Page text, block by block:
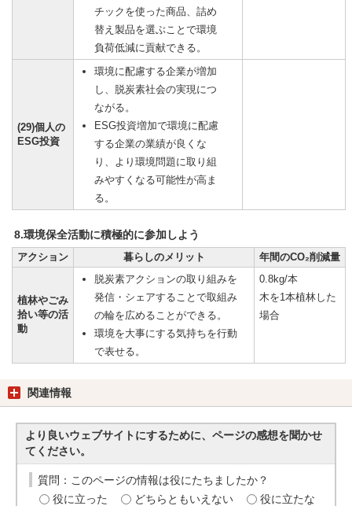
チックを使った商品、詰め
替え製品を選ぶことで環境
負荷低減に貢献できる。
(29)個人の
ESG投資
環境に配慮する企業が増加
し、脱炭素社会の実現につ
ながる。
ESG投資増加で環境に配慮
する企業の業績が良くな
り、より環境問題に取り組
みやすくなる可能性が高ま
る。
8.環境保全活動に積極的に参加しよう
アクション
暮らしのメリット 年間のCO₂削減量
植林やごみ
拾い等の活
動
脱炭素アクションの取り組みを
発信・シェアすることで取組み
の輪を広めることができる。
環境を大事にする気持ちを行動
で表せる。
0.8kg/本
木を1本植林した
場合
関連情報
より良いウェブサイトにするために、ページの感想を聞かせ
てください。
質問：このページの情報は役にたちましたか？
役に立った
どちらともいえない
役に立たな